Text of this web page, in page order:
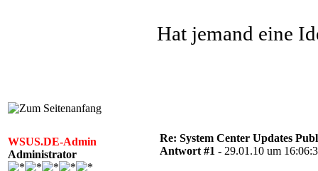
Hat jemand eine
WSUS.DE-Admin
Administrator
Re: System Center Updates
Antwort #1 - 29.01.10 um